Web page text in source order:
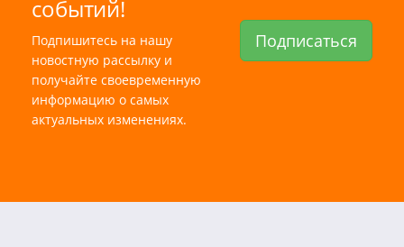
событий!
Подпишитесь на нашу
новостную рассылку и
получайте своевременную
информацию о самых
актуальных изменениях.
Подписаться